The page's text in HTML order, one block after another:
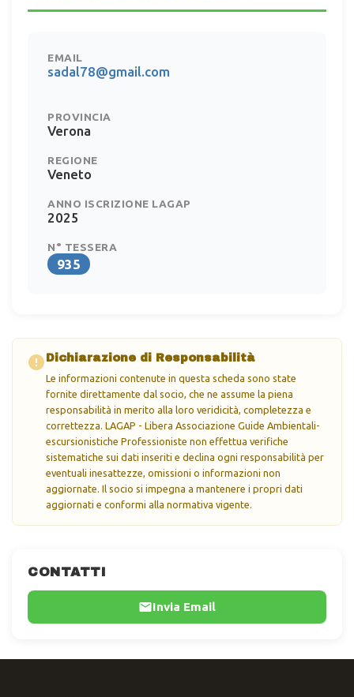
CONTATTI
Invia Email
EMAIL
sadal78@gmail.com
PROVINCIA
Verona
REGIONE
Veneto
ANNO ISCRIZIONE LAGAP
2025
N° TESSERA
935
Dichiarazione di Responsabilità
Le informazioni contenute in questa scheda sono state
fornite direttamente dal socio, che ne assume la piena
responsabilità in merito alla loro veridicità, completezza e
correttezza. LAGAP - Libera Associazione Guide Ambientali-
escursionistiche Professioniste non effettua verifiche
sistematiche sui dati inseriti e declina ogni responsabilità per
eventuali inesattezze, omissioni o informazioni non
aggiornate. Il socio si impegna a mantenere i propri dati
aggiornati e conformi alla normativa vigente.